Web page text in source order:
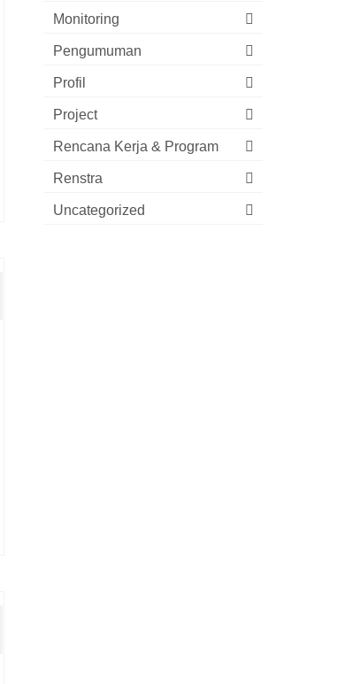
Monitoring
Pengumuman
Profil
Project
Rencana Kerja & Program
Renstra
Uncategorized